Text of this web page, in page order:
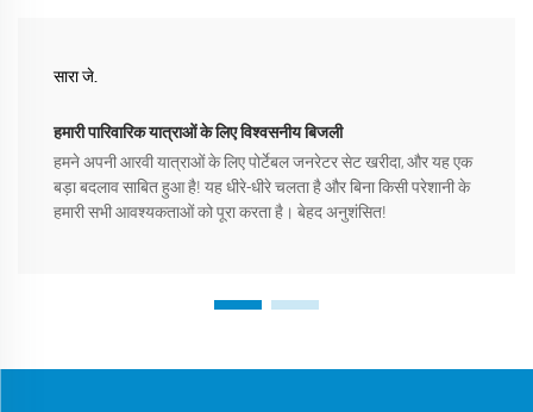
सारा जे.
हमारी पारिवारिक यात्राओं के लिए विश्वसनीय बिजली
हमने अपनी आरवी यात्राओं के लिए पोर्टेबल जनरेटर सेट खरीदा, और यह एक
बड़ा बदलाव साबित हुआ है! यह धीरे-धीरे चलता है और बिना किसी परेशानी के
हमारी सभी आवश्यकताओं को पूरा करता है। बेहद अनुशंसित!